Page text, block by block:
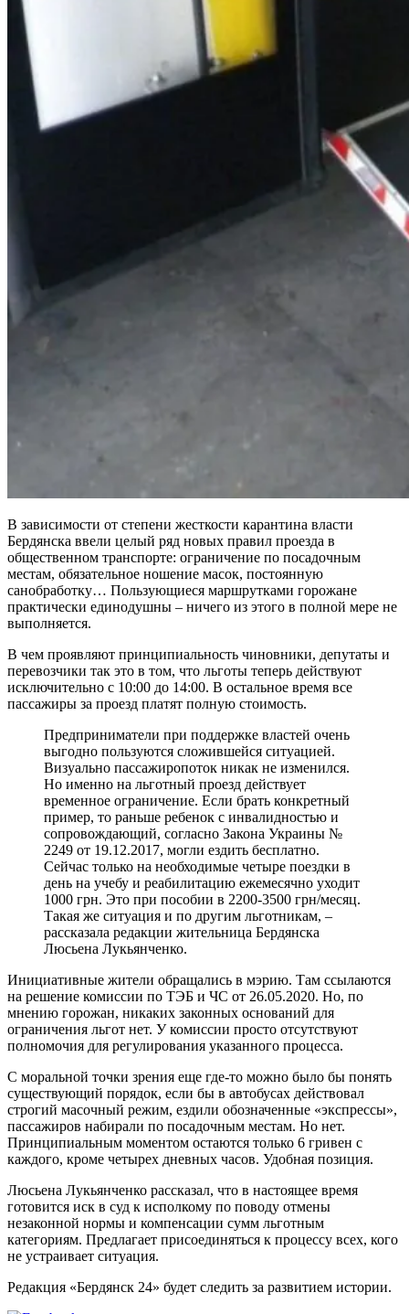
В зависимости от степени жесткости карантина власти
Бердянска ввели целый ряд новых правил проезда в
общественном транспорте: ограничение по посадочным
местам, обязательное ношение масок, постоянную
санобработку… Пользующиеся маршрутками горожане
практически единодушны – ничего из этого в полной мере не
выполняется.
В чем проявляют принципиальность чиновники, депутаты и
перевозчики так это в том, что льготы теперь действуют
исключительно с 10:00 до 14:00. В остальное время все
пассажиры за проезд платят полную стоимость.
Предприниматели при поддержке властей очень
выгодно пользуются сложившейся ситуацией.
Визуально пассажиропоток никак не изменился.
Но именно на льготный проезд действует
временное ограничение. Если брать конкретный
пример, то раньше ребенок с инвалидностью и
сопровождающий, согласно Закона Украины №
2249 от 19.12.2017, могли ездить бесплатно.
Сейчас только на необходимые четыре поездки в
день на учебу и реабилитацию ежемесячно уходит
1000 грн. Это при пособии в 2200-3500 грн/месяц.
Такая же ситуация и по другим льготникам, –
рассказала редакции жительница Бердянска
Люсьена Лукьянченко.
Инициативные жители обращались в мэрию. Там ссылаются
на решение комиссии по ТЭБ и ЧС от 26.05.2020. Но, по
мнению горожан, никаких законных оснований для
ограничения льгот нет. У комиссии просто отсутствуют
полномочия для регулирования указанного процесса.
С моральной точки зрения еще где-то можно было бы понять
существующий порядок, если бы в автобусах действовал
строгий масочный режим, ездили обозначенные «экспрессы»,
пассажиров набирали по посадочным местам. Но нет.
Принципиальным моментом остаются только 6 гривен с
каждого, кроме четырех дневных часов. Удобная позиция.
Люсьена Лукьянченко рассказал, что в настоящее время
готовится иск в суд к исполкому по поводу отмены
незаконной нормы и компенсации сумм льготным
категориям. Предлагает присоединяться к процессу всех, кого
не устраивает ситуация.
Редакция «Бердянск 24» будет следить за развитием истории.